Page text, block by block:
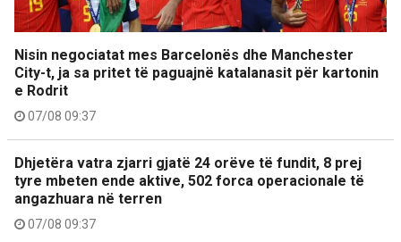
Nisin negociatat mes Barcelonës dhe Manchester
City-t, ja sa pritet të paguajnë katalanasit për kartonin
e Rodrit
07/08 09:37
Dhjetëra vatra zjarri gjatë 24 orëve të fundit, 8 prej
tyre mbeten ende aktive, 502 forca operacionale të
angazhuara në terren
07/08 09:37